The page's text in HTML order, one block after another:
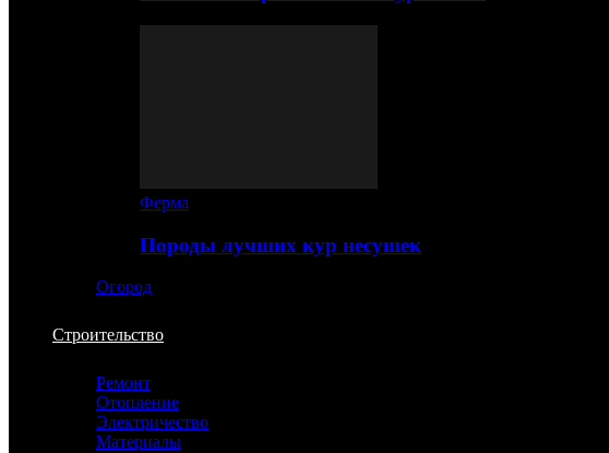
Ферма
Породы лучших кур несушек
Огород
Строительство
Ремонт
Отопление
Электричество
Материалы